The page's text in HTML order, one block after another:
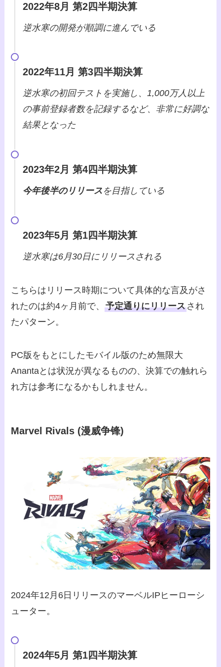
2022年8月 第2四半期決算
逆水寒の開発が順調に進んでいる
2022年11月 第3四半期決算
逆水寒の初回テストを実施し、1,000万人以上
の事前登録者数を記録するなど、非常に好調な
結果となった
2023年2月 第4四半期決算
今年後半のリリース を目指している
2023年5月 第1四半期決算
逆水寒は6月30日にリリースされる
こちらはリリース時期について具体的な言及がさ
れたのは約4ヶ月前で、予定通りにリリースされ
たパターン。
PC版をもとにしたモバイル版のため無限大
Anantaとは状況が異なるものの、決算での触れら
れ方は参考になるかもしれません。
Marvel Rivals (漫威争锋)
2024年12月6日リリースのマーベルIPヒーローシ
ューター。
2024年5月 第1四半期決算